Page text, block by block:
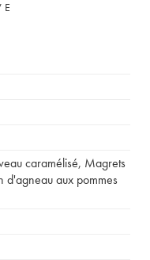
caramélisé, Magrets
d'agneau aux pommes